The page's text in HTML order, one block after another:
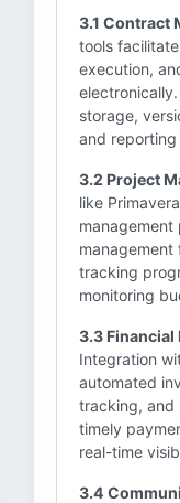
3.1 Contract
tools
execution,
storage,
and
3.2 Project
like
management
tracking
monitoring
3.3 Financial
Integration
automated
tracking, and
timely
real-time
3.4